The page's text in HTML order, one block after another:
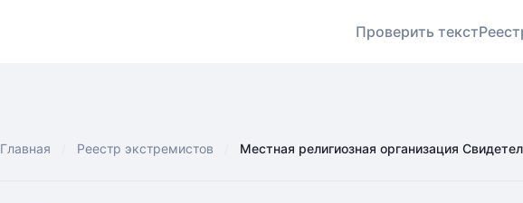
Проверить текст
Главная Реестр экстремистов Местная религиозная организация